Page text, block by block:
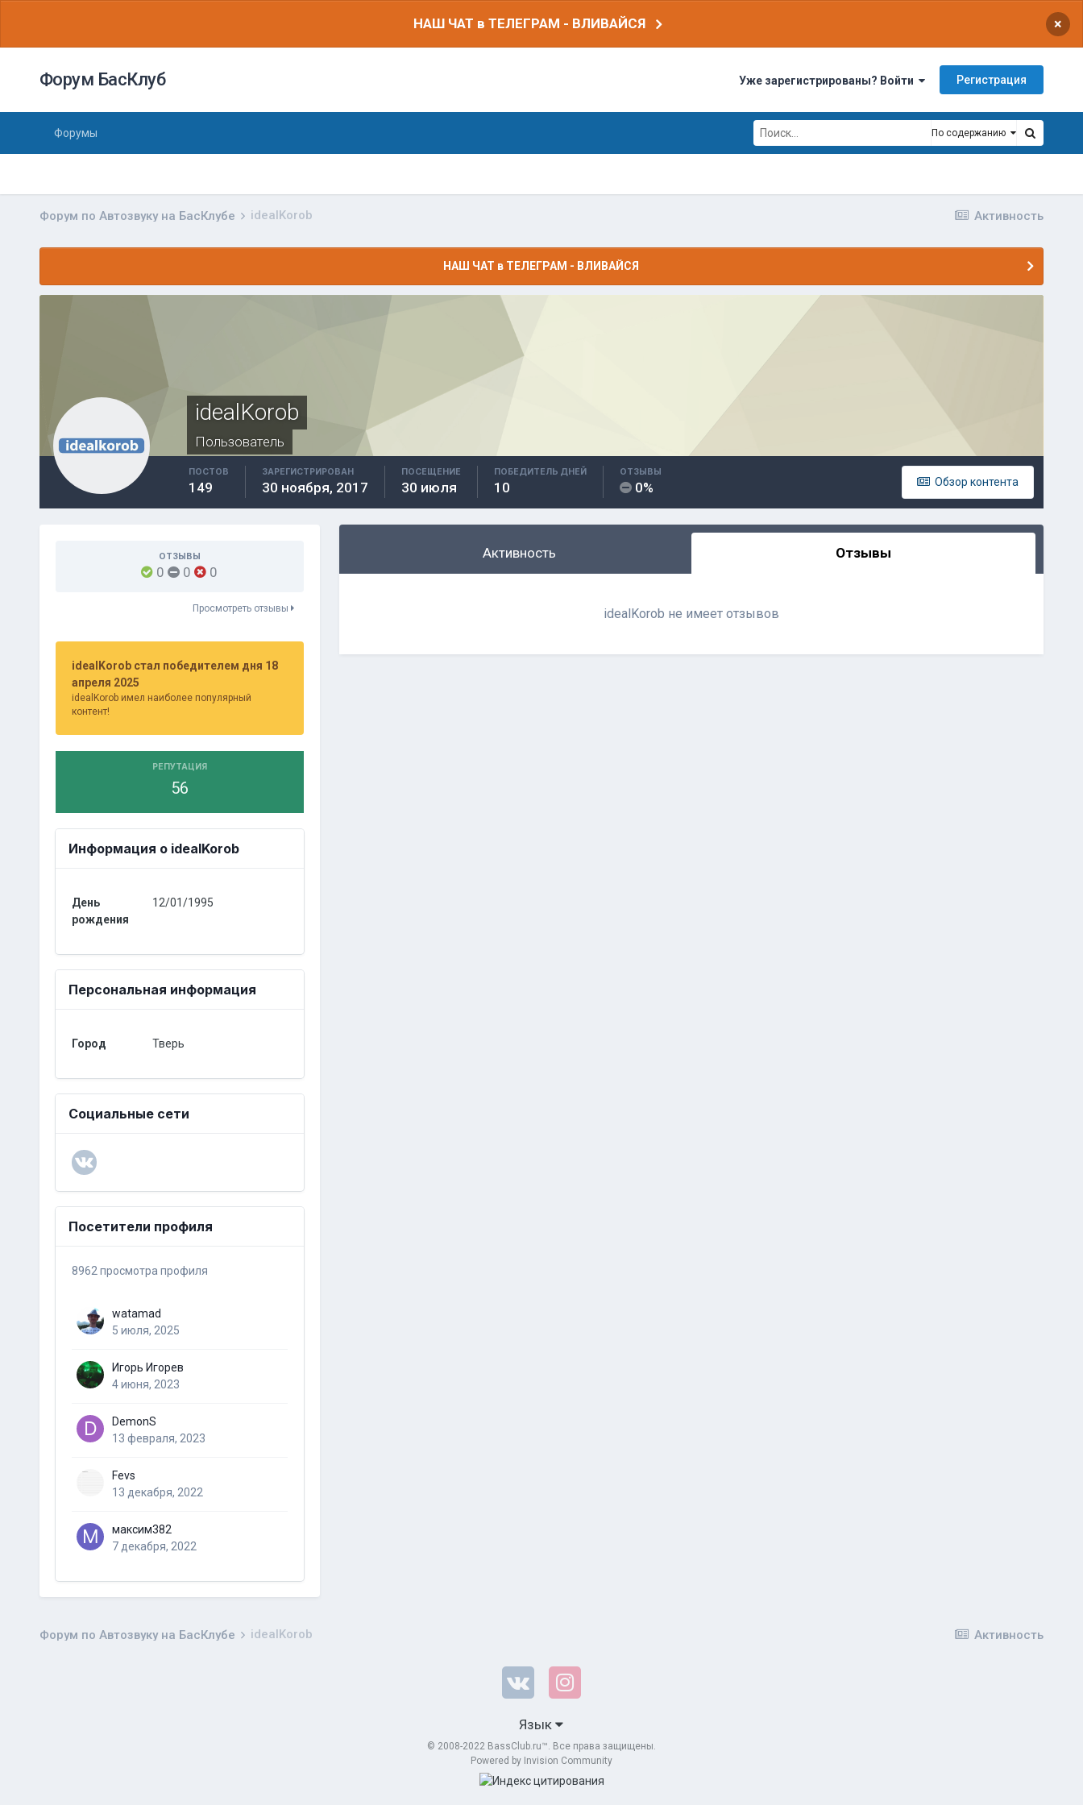
НАШ ЧАТ в ТЕЛЕГРАМ - ВЛИВАЙСЯ ×
Форум БасКлуб Уже зарегистрированы? Войти Регистрация
Форумы По содержанию
Активность
Форум по Автозвуку на БасКлубе idealKorob
НАШ ЧАТ в ТЕЛЕГРАМ - ВЛИВАЙСЯ
idealKorob
Пользователь
Обзор контента
ПОСТОВ
149
ЗАРЕГИСТРИРОВАН
30 ноября, 2017
ПОСЕЩЕНИЕ
30 июля
ПОБЕДИТЕЛЬ ДНЕЙ
10
ОТЗЫВЫ
0%
ОТЗЫВЫ
0 0 0
Просмотреть отзывы
idealKorob стал победителем дня 18
апреля 2025
idealKorob имел наиболее популярный
контент!
РЕПУТАЦИЯ
56
Информация о idealKorob
День
рождения
12/01/1995
Персональная информация
Город Тверь
Социальные сети
Посетители профиля
8962 просмотра профиля
watamad
5 июля, 2025
Игорь Игорев
4 июня, 2023
DemonS
13 февраля, 2023
Fevs
13 декабря, 2022
максим382
7 декабря, 2022
Активность Отзывы
idealKorob не имеет отзывов
Активность
Форум по Автозвуку на БасКлубе idealKorob
Язык
© 2008-2022 BassClub.ru™. Все права защищены.
Powered by Invision Community